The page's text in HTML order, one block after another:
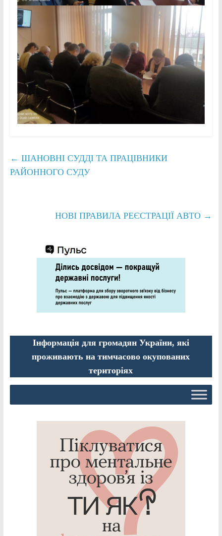
← ШАНОВНІ СУДДІ ТА ПРАЦІВНИКИ
РАЙОННОГО СУДУ
НОВІ ПРАВИЛА РЕЄСТРАЦІЇ АВТО →
Інформація для громадян України, які
проживають на тимчасово окупованих
територіях